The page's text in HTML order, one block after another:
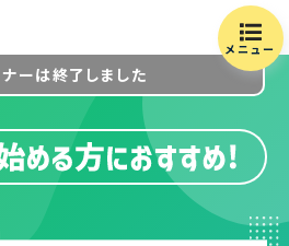
メニュー
ーは終了しました